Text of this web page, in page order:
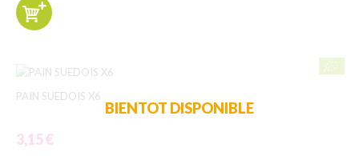
PAIN SUEDOIS X6
3,15 €
BIENTOT DISPONIBLE